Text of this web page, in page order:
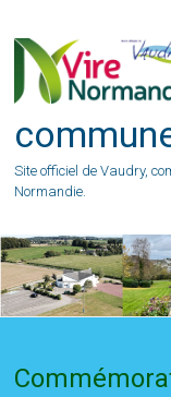
content
Site officiel de Vaudry,
Normandie.